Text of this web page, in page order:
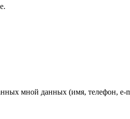
мной данных (имя, телефон, e-